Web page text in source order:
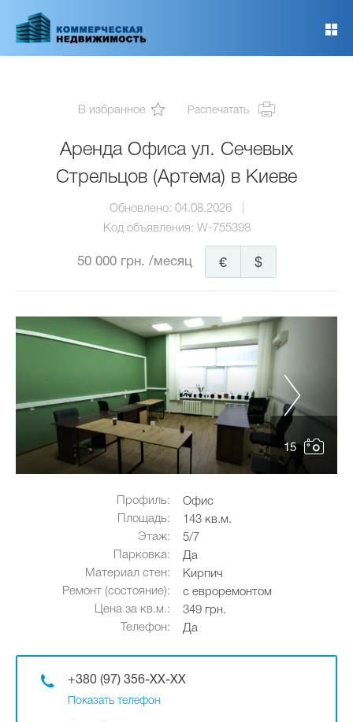
основному
В избранное Распечатать
Аренда Офиса ул. Сечевых
Стрельцов (Артема) в Киеве
Обновлено: 04.08.2026
Код объявления: W-755398
50 000 грн. /месяц $
€
15
Профиль:
Офис
Площадь:
143 кв.м.
Этаж:
5/7
Парковка:
Да
Материал стен:
Кирпич
Ремонт (состояние):
с евроремонтом
Цена за кв.м.:
349 грн.
Телефон:
Да
+380 (97) 356-XX-XX
Показать телефон